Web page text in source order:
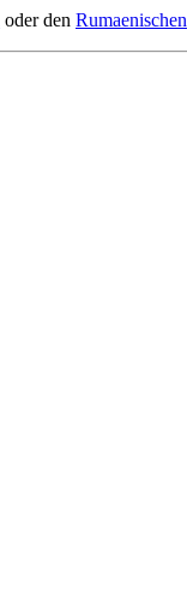
oder den Rumaenischen